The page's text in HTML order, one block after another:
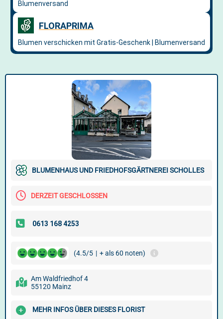
BLUMENHAUS UND FRIEDHOFSGÄRTNEREI SCHOLLES
DERZEIT GESCHLOSSEN
(4.5/5 | + als 60 noten)
Am Waldfriedhof 4
55120 Mainz
MEHR INFOS ÜBER DIESES FLORIST